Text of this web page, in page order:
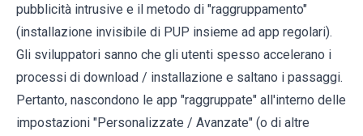
pubblicità intrusive e il metodo di "raggruppamento"
(installazione invisibile di PUP insieme ad app regolari).
Gli sviluppatori sanno che gli utenti spesso accelerano i
processi di download / installazione e saltano i passaggi.
Pertanto, nascondono le app "raggruppate" all'interno delle
impostazioni "Personalizzate / Avanzate" (o di altre